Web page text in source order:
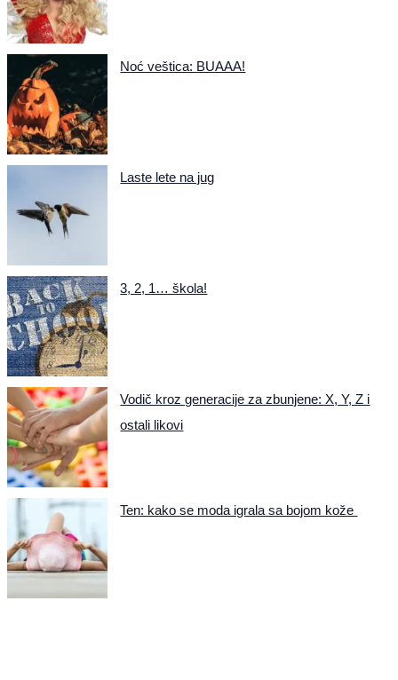
Noć veštica: BUAAA!
Laste lete na jug
3, 2, 1… škola!
Vodič kroz generacije za zbunjene: X, Y, Z i
ostali likovi
Ten: kako se moda igrala sa bojom kože